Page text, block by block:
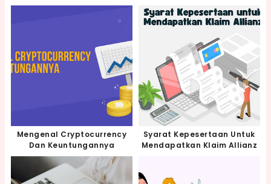
Mengenal Cryptocurrency
Dan Keuntungannya
Syarat Kepesertaan Untuk
Mendapatkan Klaim Allianz